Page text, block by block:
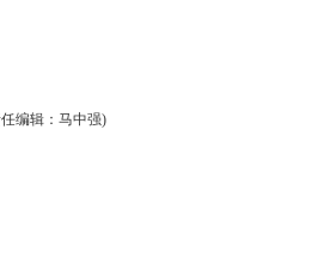
编辑：马中强)